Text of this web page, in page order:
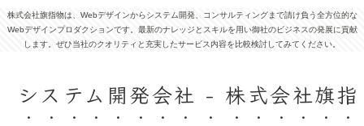
株式会社旗指物は、Webデザインからシステム開発、コンサルティングまで請け負う全方位的な
Webデザインプロダクションです。最新のナレッジとスキルを用い御社のビジネスの発展に貢献
します。ぜひ当社のクオリティと充実したサービス内容を比較検討してみてください。
システム開発会社 - 株式会社旗指